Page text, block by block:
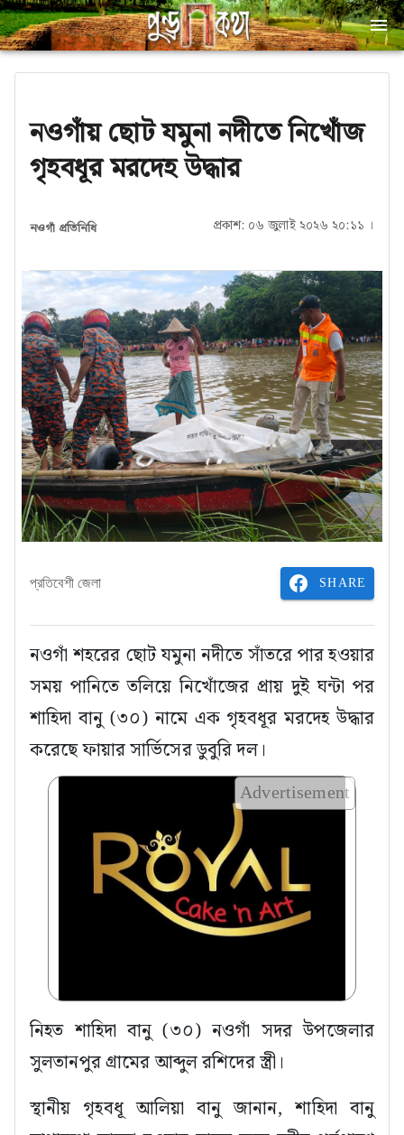
নওগাঁয় ছোট যমুনা নদীতে নিখোঁজ
গৃহবধূর মরদেহ উদ্ধার
নওগাঁ প্রতিনিধি প্রকাশ: ০৬ জুলাই ২০২৬ ২০:১১ ।
প্রতিবেশী জেলা SHARE
নওগাঁ শহরের ছোট যমুনা নদীতে সাঁতরে পার হওয়ার
সময় পানিতে তলিয়ে নিখোঁজের প্রায় দুই ঘন্টা পর
শাহিদা বানু (৩০) নামে এক গৃহবধূর মরদেহ উদ্ধার
করেছে ফায়ার সার্ভিসের ডুবুরি দল।
Advertisement
নিহত শাহিদা বানু (৩০) নওগাঁ সদর উপজেলার
সুলতানপুর গ্রামের আব্দুল রশিদের স্ত্রী।
স্থানীয় গৃহবধূ আলিয়া বানু জানান, শাহিদা বানু